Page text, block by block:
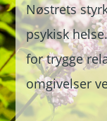
Nøstrets
psykisk
for trygge
omgivelser